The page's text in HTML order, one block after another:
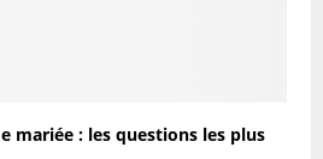
mariée : les questions les plus